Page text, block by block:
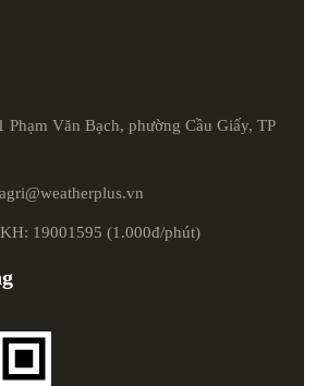
Phạm Văn Bạch, phường Cầu Giấy, TP
19001595 (1.000đ/phút)